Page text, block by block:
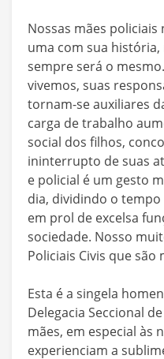
Nossas mães
uma com sua
sempre será o
vivemos, suas
tornam-se auxiliares
carga de trabalho
social dos filhos,
ininterrupto de suas
e policial é um gesto
dia, dividindo o
em prol de excelsa
sociedade. Nosso
Policiais Civis que são
Esta é a singela
Delegacia Seccional
mães, em especial às
experienciam a